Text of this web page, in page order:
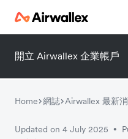
開立 Airwallex 企業帳戶
Home 網誌 Airwallex 最新
Updated on 4 July 2025 •
Airwallex for
Enter your details to
minute demo